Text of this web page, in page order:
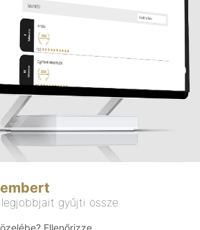
gyűjti össze
Ellenőrizze